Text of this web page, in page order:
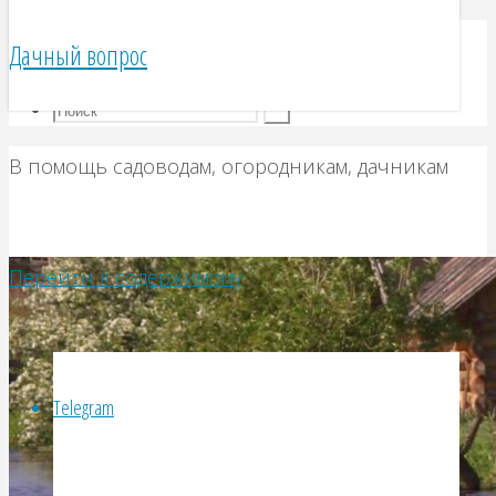
VK
Дачный вопрос
В помощь садоводам, огородникам, дачникам
Перейти к содержимому
Telegram